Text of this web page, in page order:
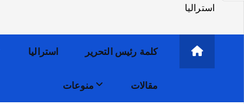
استراليا
كلمة رئيس التحرير استراليا
مقالات منوعات